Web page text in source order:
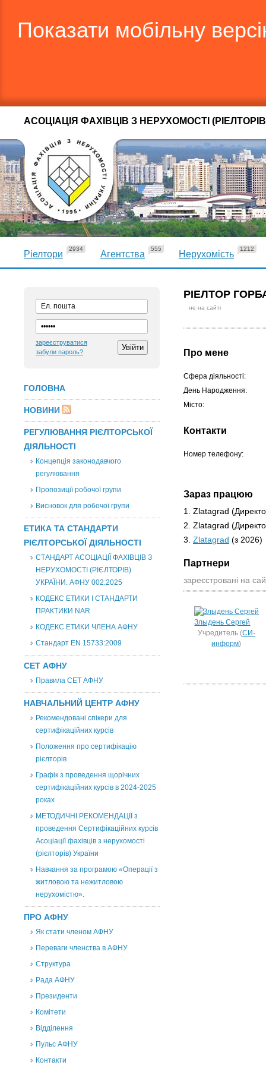
Показати мобільну
АСОЦІАЦІЯ ФАХІВЦІВ З НЕРУХОМОСТІ
Ріелтори
2934
Агентства
555
Нерухомість
1212
зареєструватися
забули пароль?
ГОЛОВНА
НОВИНИ
РЕГУЛЮВАННЯ РІЄЛТОРСЬКОЇ
ДІЯЛЬНОСТІ
Концепція законодавчого
регулювання
Пропозиції робочої групи
Висновок для робочої групи
ЕТИКА ТА СТАНДАРТИ
РІЄЛТОРСЬКОЇ ДІЯЛЬНОСТІ
СТАНДАРТ АСОЦІАЦІЇ ФАХІВЦІВ З
НЕРУХОМОСТІ (РІЄЛТОРІВ)
УКРАЇНИ. АФНУ 002:2025
КОДЕКС ЕТИКИ І СТАНДАРТИ
ПРАКТИКИ NAR
КОДЕКС ЕТИКИ ЧЛЕНА АФНУ
Стандарт EN 15733:2009
СЕТ АФНУ
Правила СЕТ АФНУ
НАВЧАЛЬНИЙ ЦЕНТР АФНУ
Рекомендовані спікери для
сертифікаційних курсів
Положення про сертифікацію
рієлторів
Графік з проведення щорічних
сертифікаційних курсів в 2024-2025
роках
МЕТОДИЧНІ РЕКОМЕНДАЦІЇ з
проведення Сертифікаційних курсів
Асоціації фахівців з нерухомості
(рієлторів) України
Навчання за програмою «Операції з
житловою та нежитловою
нерухомістю».
ПРО АФНУ
Як стати членом АФНУ
Переваги членства в АФНУ
Структура
Рада АФНУ
Президенти
Комітети
Відділення
Пульс АФНУ
Контакти
РІЕЛТОР
не на сайті
Про мене
Сфера діяльності:
День Народження:
Місто:
Контакти
Номер телефону:
Зараз працюю
1. Zlatagrad
2. Zlatagrad
3. Zlatagrad (з 2026)
Партнери
зареєстровані на
Злыдень Сергей
Учредитель (СИ-
информ)